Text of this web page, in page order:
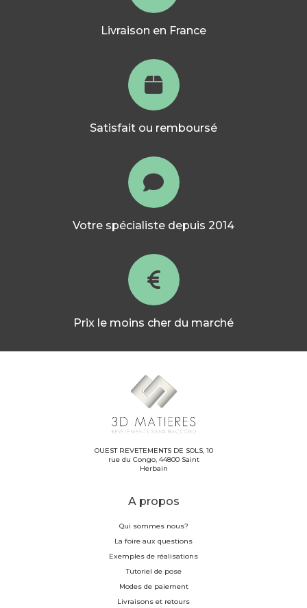
Livraison en France
Satisfait ou remboursé
Votre spécialiste depuis 2014
Prix le moins cher du marché
OUEST REVETEMENTS DE SOLS, 10
rue du Congo, 44800 Saint
Herbain
A propos
Qui sommes nous?
La foire aux questions
Exemples de réalisations
Tutoriel de pose
Modes de paiement
Livraisons et retours